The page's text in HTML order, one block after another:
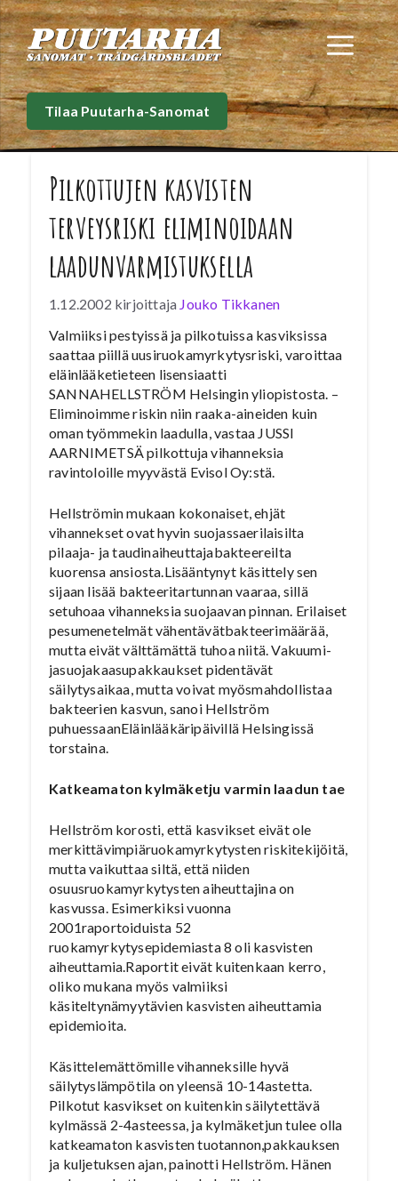
Siirry
sisältöön
Tilaa Puutarha-Sanomat
Pilkottujen kasvisten
terveysriski eliminoidaan
laadunvarmistuksella
1.12.2002 kirjoittaja Jouko Tikkanen
Valmiiksi pestyissä ja pilkotuissa kasviksissa
saattaa piillä uusiruokamyrkytysriski, varoittaa
eläinlääketieteen lisensiaatti
SANNAHELLSTRÖM Helsingin yliopistosta. –
Eliminoimme riskin niin raaka-aineiden kuin
oman työmmekin laadulla, vastaa JUSSI
AARNIMETSÄ pilkottuja vihanneksia
ravintoloille myyvästä Evisol Oy:stä.
Hellströmin mukaan kokonaiset, ehjät
vihannekset ovat hyvin suojassaerilaisilta
pilaaja- ja taudinaiheuttajabakteereilta
kuorensa ansiosta.Lisääntynyt käsittely sen
sijaan lisää bakteeritartunnan vaaraa, sillä
setuhoaa vihanneksia suojaavan pinnan. Erilaiset
pesumenetelmät vähentävätbakteerimäärää,
mutta eivät välttämättä tuhoa niitä. Vakuumi-
jasuojakaasupakkaukset pidentävät
säilytysaikaa, mutta voivat myösmahdollistaa
bakteerien kasvun, sanoi Hellström
puhuessaanEläinlääkäripäivillä Helsingissä
torstaina.
Katkeamaton kylmäketju varmin laadun tae
Hellström korosti, että kasvikset eivät ole
merkittävimpiäruokamyrkytysten riskitekijöitä,
mutta vaikuttaa siltä, että niiden
osuusruokamyrkytysten aiheuttajina on
kasvussa. Esimerkiksi vuonna
2001raportoiduista 52
ruokamyrkytysepidemiasta 8 oli kasvisten
aiheuttamia.Raportit eivät kuitenkaan kerro,
oliko mukana myös valmiiksi
käsiteltynämyytävien kasvisten aiheuttamia
epidemioita.
Käsittelemättömille vihanneksille hyvä
säilytyslämpötila on yleensä 10-14astetta.
Pilkotut kasvikset on kuitenkin säilytettävä
kylmässä 2-4asteessa, ja kylmäketjun tulee olla
katkeamaton kasvisten tuotannon,pakkauksen
ja kuljetuksen ajan, painotti Hellström. Hänen